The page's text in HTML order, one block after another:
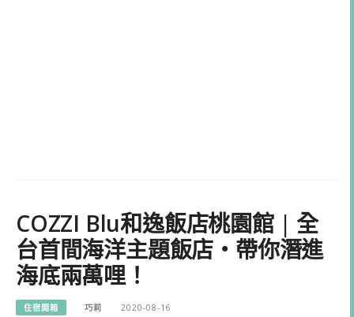
COZZI Blu和逸飯店桃園館 | 全
台首間海洋主題飯店・帶你潛進
海底兩萬哩！
住宿開箱 巧莉 2020-08-16